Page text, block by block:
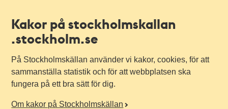
Kakor på stockholmskallan
.stockholm.se
På Stockholmskällan använder vi kakor, cookies, för att
sammanställa statistik och för att webbplatsen ska
fungera på ett bra sätt för dig.
Om kakor på Stockholmskällan